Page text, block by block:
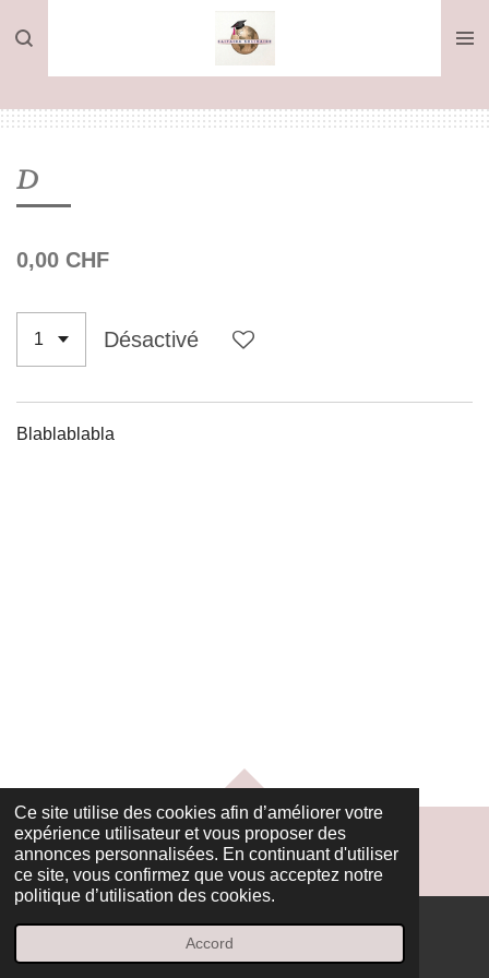
Ce site utilise des cookies afin d’améliorer votre
expérience utilisateur et vous proposer des
annonces personnalisées. En continuant d'utiliser
ce site, vous confirmez que vous acceptez notre
politique d’utilisation des cookies.
Accord
au
contenu
principal
D
0,00 CHF
Désactivé
Blablablabla
HAUT